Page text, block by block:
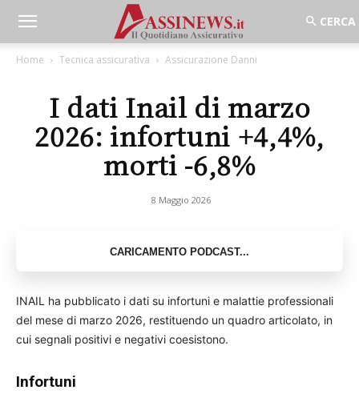
Home Tecnica assicurativa Assicurazione Danni
I dati Inail di marzo
2026: infortuni +4,4%,
morti -6,8%
8 Maggio 2026
INAIL ha pubblicato i dati su infortuni e malattie professionali
del mese di marzo 2026, restituendo un quadro articolato, in
cui segnali positivi e negativi coesistono.
Infortuni